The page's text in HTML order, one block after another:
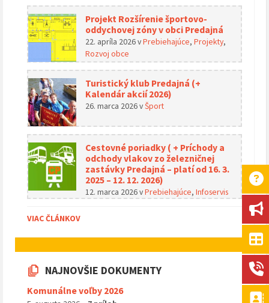
Projekt Rozšírenie športovo-
oddychovej zóny v obci Predajná
22. apríla 2026vPrebiehajúce, Projekty,
Rozvoj obce
Turistický klub Predajná (+
Kalendár akcií 2026)
26. marca 2026vŠport
Cestovné poriadky ( + Príchody a
odchody vlakov zo železničnej
zastávky Predajná – platí od 16. 3.
2025 – 12. 12. 2026)
12. marca 2026vPrebiehajúce, Infoservis
VIAC ČLÁNKOV
NAJNOVŠIE DOKUMENTY
Komunálne voľby 2026